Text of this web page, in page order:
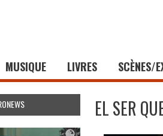
MUSIQUE LIVRES SCÈNES/
EL SER